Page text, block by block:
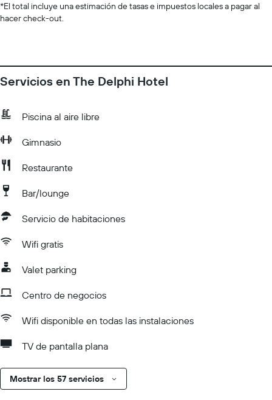
*El total incluye una estimación de tasas e impuestos locales a pagar al
hacer check-out.
Servicios en The Delphi Hotel
Piscina al aire libre
Gimnasio
Restaurante
Bar/lounge
Servicio de habitaciones
Wifi gratis
Valet parking
Centro de negocios
Wifi disponible en todas las instalaciones
TV de pantalla plana
Mostrar los 57 servicios